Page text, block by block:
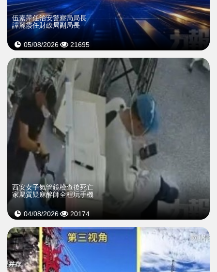
伍素萍任治安警察局局長
譚麗霞任財政局副局長
05/08/2026 21695
西安女子氣管鏡檢查後死亡
家屬質疑麻醉師全程玩手機
04/08/2026 20174